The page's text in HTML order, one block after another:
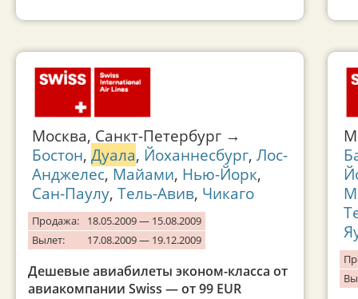
Москва, Санкт-Петербург →
Бостон, Дуала, Йоханнесбург, Лос-
Анджелес, Майами, Нью-Йорк,
Сан-Паулу, Тель-Авив, Чикаго
Продажа:
18.05.2009 — 15.08.2009
Вылет:
17.08.2009 — 19.12.2009
Дешевые авиабилеты эконом-класса от
авиакомпании Swiss — от 99 EUR